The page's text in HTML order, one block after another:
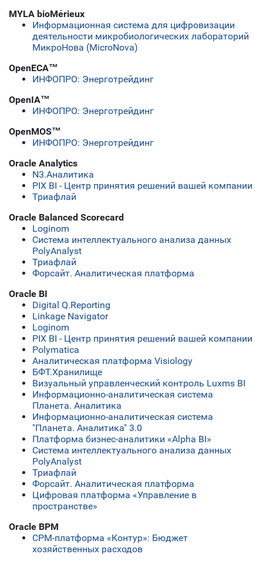
MYLA bioMérieux
Информационная система для цифровизации
деятельности микробиологических лабораторий
МикроНова (MicroNova)
OpenECA™
ИНФОПРО: Энерготрейдинг
OpenIA™
ИНФОПРО: Энерготрейдинг
OpenMOS™
ИНФОПРО: Энерготрейдинг
Oracle Analytics
N3.Аналитика
PIX BI - Центр принятия решений вашей компании
Триафлай
Oracle Balanced Scorecard
Loginom
Система интеллектуального анализа данных
PolyAnalyst
Триафлай
Форсайт. Аналитическая платформа
Oracle BI
Digital Q.Reporting
Linkage Navigator
Loginom
PIX BI - Центр принятия решений вашей компании
Polymatica
Аналитическая платформа Visiology
БФТ.Хранилище
Визуальный управленческий контроль Luxms BI
Информационно-аналитическая система
Планета. Аналитика
Информационно-аналитическая система
"Планета. Аналитика" 3.0
Платформа бизнес-аналитики «Alpha BI»
Система интеллектуального анализа данных
PolyAnalyst
Триафлай
Форсайт. Аналитическая платформа
Цифровая платформа «Управление в
пространстве»
Oracle BPM
СРМ-платформа «Контур»: Бюджет
хозяйственных расходов